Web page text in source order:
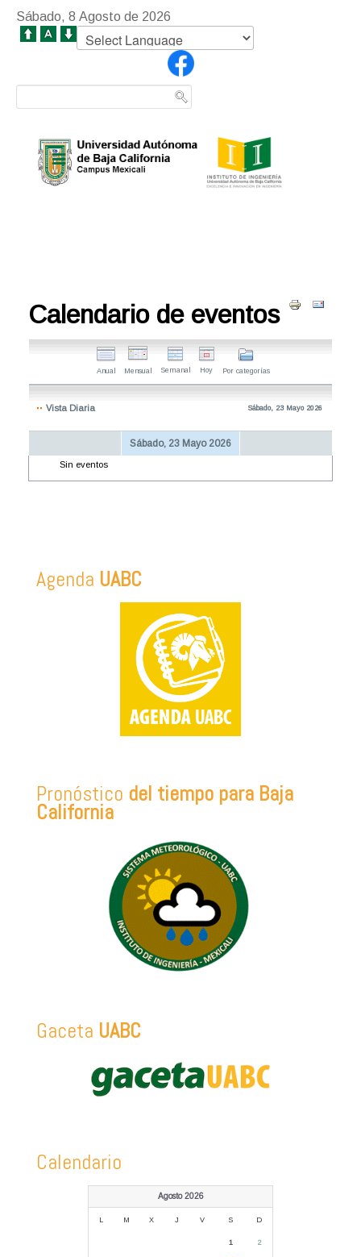
Sábado, 8 Agosto de 2026
Calendario de eventos
Anual Mensual Semanal Hoy Por categorías
Vista Diaria Sábado, 23 Mayo 2026
Sábado, 23 Mayo 2026
Sin eventos
Agenda UABC
Pronóstico del tiempo para Baja
California
Gaceta UABC
Calendario
Agosto 2026
L M X J V S D
1 2